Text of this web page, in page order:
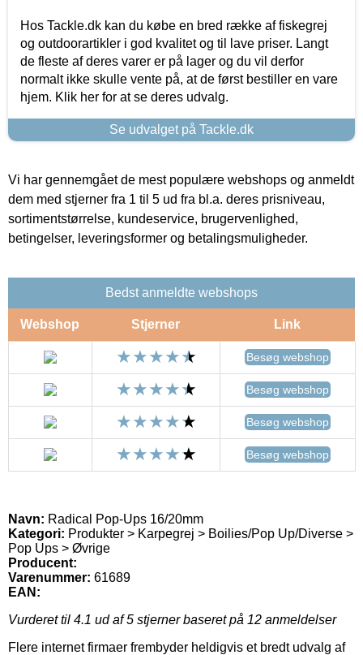
Hos Tackle.dk kan du købe en bred række af fiskegrej
og outdoorartikler i god kvalitet og til lave priser. Langt
de fleste af deres varer er på lager og du vil derfor
normalt ikke skulle vente på, at de først bestiller en vare
hjem. Klik her for at se deres udvalg.
Se udvalget på Tackle.dk
Vi har gennemgået de mest populære webshops og anmeldt
dem med stjerner fra 1 til 5 ud fra bl.a. deres prisniveau,
sortimentstørrelse, kundeservice, brugervenlighed,
betingelser, leveringsformer og betalingsmuligheder.
Bedst anmeldte webshops
Webshop Stjerner Link
Besøg webshop
Besøg webshop
Besøg webshop
Besøg webshop
Navn: Radical Pop-Ups 16/20mm
Kategori: Produkter > Karpegrej > Boilies/Pop Up/Diverse >
Pop Ups > Øvrige
Producent:
Varenummer: 61689
EAN:
Vurderet til 4.1 ud af 5 stjerner baseret på 12 anmeldelser
Flere internet firmaer frembyder heldigvis et bredt udvalg af